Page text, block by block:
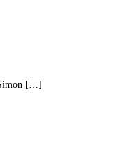
Simon […]